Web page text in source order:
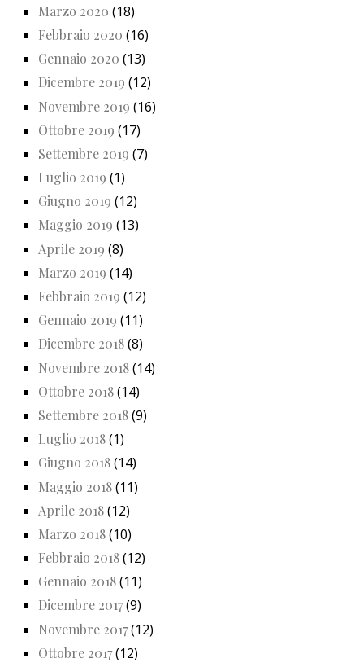
Marzo 2020 (18)
Febbraio 2020 (16)
Gennaio 2020 (13)
Dicembre 2019 (12)
Novembre 2019 (16)
Ottobre 2019 (17)
Settembre 2019 (7)
Luglio 2019 (1)
Giugno 2019 (12)
Maggio 2019 (13)
Aprile 2019 (8)
Marzo 2019 (14)
Febbraio 2019 (12)
Gennaio 2019 (11)
Dicembre 2018(8)
Novembre 2018(14)
Ottobre 2018(14)
Settembre 2018(9)
Luglio 2018(1)
Giugno 2018(14)
Maggio 2018(11)
Aprile 2018(12)
Marzo 2018(10)
Febbraio 2018(12)
Gennaio 2018(11)
Dicembre 2017(9)
Novembre 2017(12)
Ottobre 2017(12)